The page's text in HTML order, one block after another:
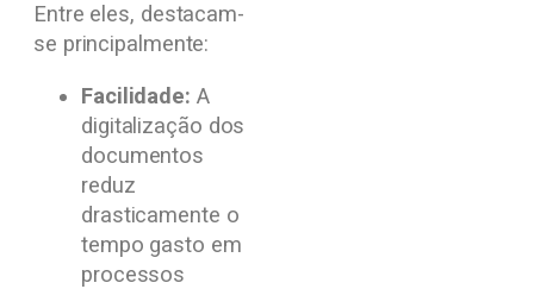
Entre eles, destacam-
se principalmente:
Facilidade: A
digitalização dos
documentos
reduz
drasticamente o
tempo gasto em
processos